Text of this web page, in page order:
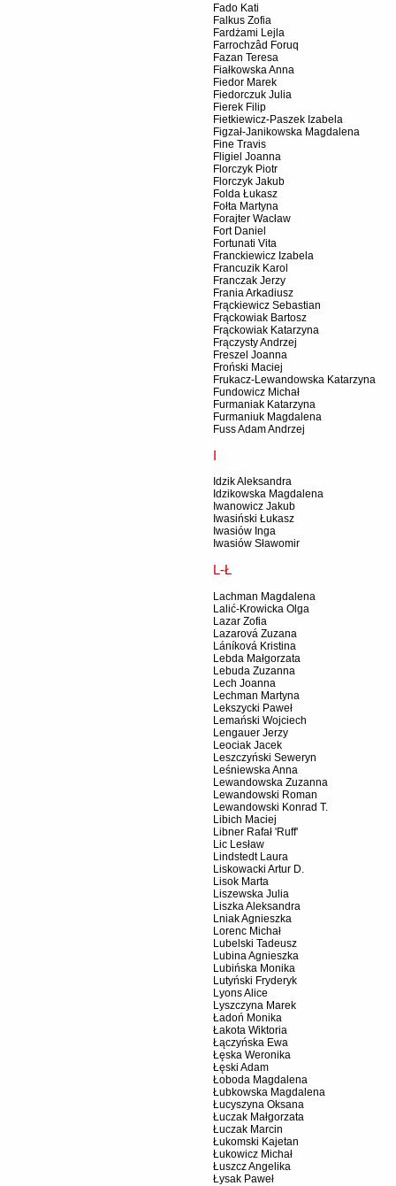
Fado Kati
Falkus Zofia
Fardżami Lejla
Farrochzâd Foruq
Fazan Teresa
Fiałkowska Anna
Fiedor Marek
Fiedorczuk Julia
Fierek Filip
Fietkiewicz-Paszek Izabela
Figzał-Janikowska Magdalena
Fine Travis
Fligiel Joanna
Florczyk Piotr
Florczyk Jakub
Folda Łukasz
Fołta Martyna
Forajter Wacław
Fort Daniel
Fortunati Vita
Franckiewicz Izabela
Francuzik Karol
Franczak Jerzy
Frania Arkadiusz
Frąckiewicz Sebastian
Frąckowiak Bartosz
Frąckowiak Katarzyna
Frączysty Andrzej
Freszel Joanna
Froński Maciej
Frukacz-Lewandowska Katarzyna
Fundowicz Michał
Furmaniak Katarzyna
Furmaniuk Magdalena
Fuss Adam Andrzej
I
Idzik Aleksandra
Idzikowska Magdalena
Iwanowicz Jakub
Iwasiński Łukasz
Iwasiów Inga
Iwasiów Sławomir
L-Ł
Lachman Magdalena
Lalić-Krowicka Olga
Lazar Zofia
Lazarová Zuzana
Láníková Kristina
Lebda Małgorzata
Lebuda Zuzanna
Lech Joanna
Lechman Martyna
Lekszycki Paweł
Lemański Wojciech
Lengauer Jerzy
Leociak Jacek
Leszczyński Seweryn
Leśniewska Anna
Lewandowska Zuzanna
Lewandowski Roman
Lewandowski Konrad T.
Libich Maciej
Libner Rafał 'Ruff'
Lic Lesław
Lindstedt Laura
Liskowacki Artur D.
Lisok Marta
Liszewska Julia
Liszka Aleksandra
Lniak Agnieszka
Lorenc Michał
Lubelski Tadeusz
Lubina Agnieszka
Lubińska Monika
Lutyński Fryderyk
Lyons Alice
Lyszczyna Marek
Ładoń Monika
Łakota Wiktoria
Łączyńska Ewa
Łęska Weronika
Łęski Adam
Łoboda Magdalena
Łubkowska Magdalena
Łucyszyna Oksana
Łuczak Małgorzata
Łuczak Marcin
Łukomski Kajetan
Łukowicz Michał
Łuszcz Angelika
Łysak Paweł